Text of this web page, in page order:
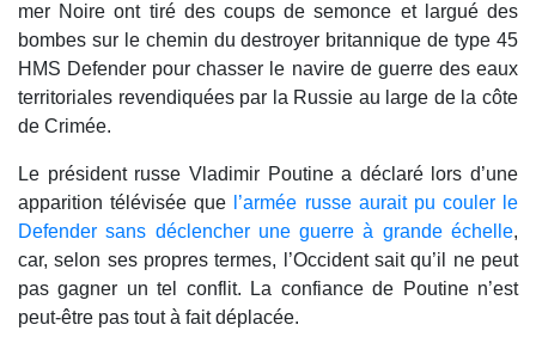
mer Noire ont tiré des coups de semonce et largué des
bombes sur le chemin du destroyer britannique de type 45
HMS Defender pour chasser le navire de guerre des eaux
territoriales revendiquées par la Russie au large de la côte
de Crimée.
Le président russe Vladimir Poutine a déclaré lors d’une
apparition télévisée que
l’armée russe aurait pu couler le
Defender sans déclencher une guerre à grande échelle,
car, selon ses propres termes, l’Occident sait qu’il ne peut
pas gagner un tel conflit. La confiance de Poutine n’est
peut-être pas tout à fait déplacée.